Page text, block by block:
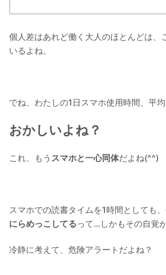
個人差はあれど働く大人のほとんどは、
いるよね。
でね、わたしの1日スマホ使用時間、平均
おかしいよね？
これ、もう スマホと一心同体だよね(^^)
スマホでの読書タイムを1時間としても、
にらめっこしてるって…しかもその自覚
冷静に考えて、危険アラートだよね？